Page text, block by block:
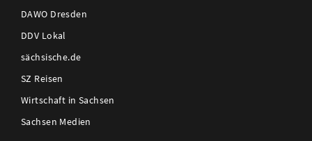
DAWO Dresden
DDV Lokal
sächsische.de
SZ Reisen
Wirtschaft in Sachsen
Sachsen Medien